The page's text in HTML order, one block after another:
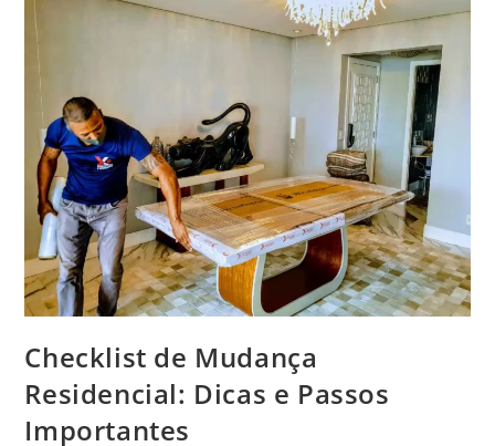
Checklist de Mudança
Residencial: Dicas e Passos
Importantes